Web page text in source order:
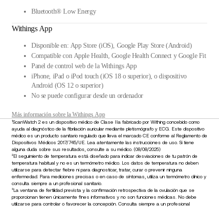
Bluetooth® Low Energy
Withings App
Disponible en: App Store (iOS), Google Play Store (Android)
Compatible con Apple Health, Google Health Connect y Google Fit
Panel de control web de la Withings App
iPhone, iPad o iPod touch (iOS 18 o superior), o dispositivo
Android (OS 12 o superior)
No se puede configurar desde un ordenador
Más información sobre la Withings App
¹ScanWatch 2 es un dispositivo médico de Clase IIa fabricado por Withing concebido como
ayuda al diagnóstico de la fibrilación auricular mediante pletismógrafo y ECG. Este dispositivo
médico es un producto sanitario regulado que lleva el marcado CE conforme al Reglamento de
Dispositivos Médicos 2017/745/UE. Lea atentamente las instrucciones de uso. Si tiene
alguna duda sobre sus resultados, consulte a su médico. (08/08/2025)
²El seguimiento de temperatura está diseñado para indicar desviaciones de tu patrón de
temperatura habitual y no es un termómetro médico. Los datos de temperatura no deben
utilizarse para detectar fiebre ni para diagnosticar, tratar, curar o prevenir ninguna
enfermedad. Para mediciones precisas o en caso de síntomas, utiliza un termómetro clínico y
consulta siempre a un profesional sanitario.
³La ventana de fertilidad prevista y la confirmación retrospectiva de la ovulación que se
proporcionan tienen únicamente fines informativos y no son funciones médicas. No debe
utilizarse para controlar o favorecer la concepción. Consulta siempre a un profesional